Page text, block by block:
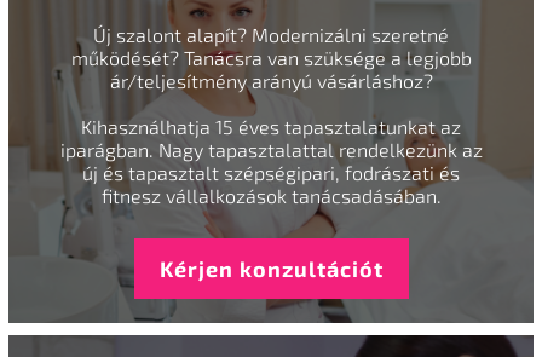
Új szalont alapít? Modernizálni szeretné
működését? Tanácsra van szüksége a legjobb
ár/teljesítmény arányú vásárláshoz?
Kihasználhatja 15 éves tapasztalatunkat az
iparágban. Nagy tapasztalattal rendelkezünk az
új és tapasztalt szépségipari, fodrászati és
fitnesz vállalkozások tanácsadásában.
Kérjen konzultációt